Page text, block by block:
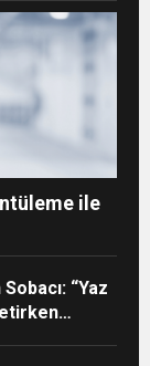
ile
“Yaz